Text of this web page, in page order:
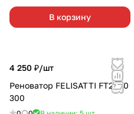
В корзину
4 250 ₽/шт
Реноватор FELISATTI FT2200
300